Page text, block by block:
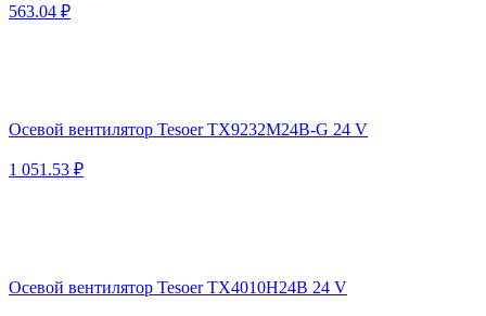
563.04 ₽
Осевой вентилятор Tesoer TX9232M24B-G 24 V
1 051.53 ₽
Осевой вентилятор Tesoer TX4010H24B 24 V